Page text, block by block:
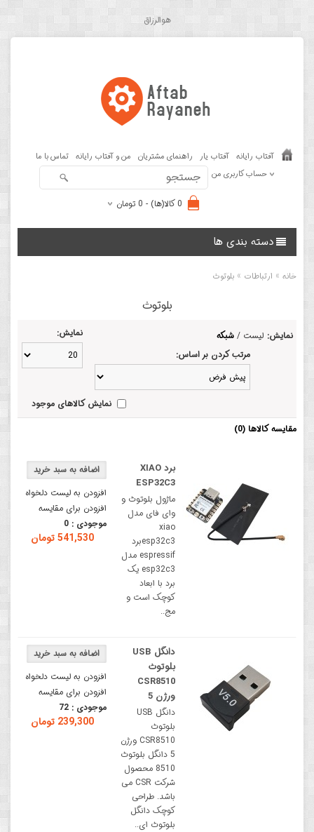
هوالرزاق
آفتاب رایانه آفتاب یار راهنمای مشتریان من و آفتاب رایانه تماس با ما
حساب کاربری من
0 کالا(ها) - 0 تومان
دسته بندی ها
خانه » ارتباطات » بلوتوث
بلوتوث
نمایش: لیست / شبکه
نمایش:
مرتب کردن بر اساس:
نمایش کالاهای موجود
مقایسه کالاها (0)
افزودن به لیست دلخواه
افزودن برای مقایسه
موجودی : 0
541,530 تومان
برد XIAO
ESP32C3
ماژول بلوتوث و
وای فای مدل
xiao
esp32c3برد
espressif مدل
esp32c3 یک
برد با ابعاد
کوچک است و
مج..
افزودن به لیست دلخواه
افزودن برای مقایسه
موجودی : 72
239,300 تومان
دانگل USB
بلوتوث
CSR8510
ورژن 5
دانگل USB
بلوتوث
CSR8510 ورژن
5 دانگل بلوتوث
8510 محصول
شرکت CSR می
باشد. طراحی
کوچک دانگل
بلوتوث ای..